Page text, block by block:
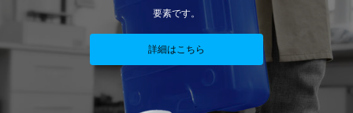
要素です。
詳細はこちら